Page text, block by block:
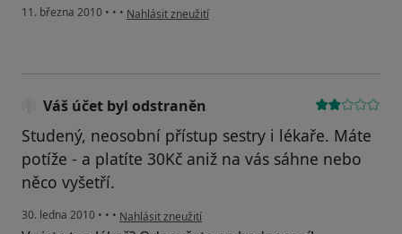
11. března 2010 • • • podle názoru uživatele Pacient
Nahlásit zneužití
Váš účet byl odstraněn
Studený, neosobní přístup sestry i lékaře. Máte
potíže - a platíte 30Kč aniž na vás sáhne nebo
něco vyšetří.
30. ledna 2010 • • • podle názoru uživatele Váš účet byl odstraněn
Nahlásit zneužití